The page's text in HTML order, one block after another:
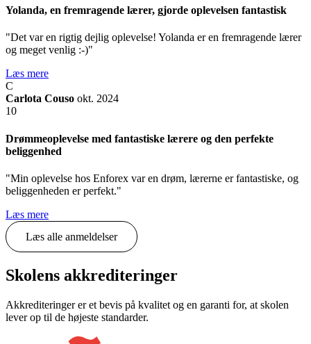
Yolanda, en fremragende lærer, gjorde oplevelsen fantastisk
"Det var en rigtig dejlig oplevelse! Yolanda er en fremragende lærer
og meget venlig :-)"
Læs mere
C
Carlota Couso okt. 2024
10
Drømmeoplevelse med fantastiske lærere og den perfekte
beliggenhed
"Min oplevelse hos Enforex var en drøm, lærerne er fantastiske, og
beliggenheden er perfekt."
Læs mere
Læs alle anmeldelser
Skolens akkrediteringer
Akkrediteringer er et bevis på kvalitet og en garanti for, at skolen
lever op til de højeste standarder.